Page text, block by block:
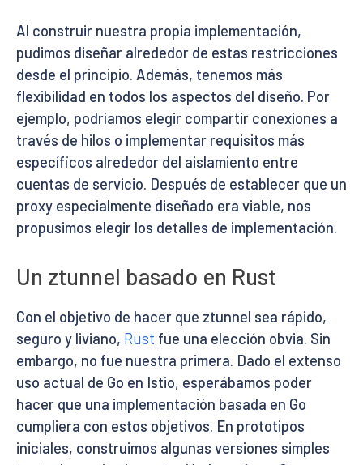
Al construir nuestra propia implementación,
pudimos diseñar alrededor de estas restricciones
desde el principio. Además, tenemos más
flexibilidad en todos los aspectos del diseño. Por
ejemplo, podríamos elegir compartir conexiones a
través de hilos o implementar requisitos más
específicos alrededor del aislamiento entre
cuentas de servicio. Después de establecer que un
proxy especialmente diseñado era viable, nos
propusimos elegir los detalles de implementación.
Un ztunnel basado en Rust
Con el objetivo de hacer que ztunnel sea rápido,
seguro y liviano, Rust fue una elección obvia. Sin
embargo, no fue nuestra primera. Dado el extenso
uso actual de Go en Istio, esperábamos poder
hacer que una implementación basada en Go
cumpliera con estos objetivos. En prototipos
iniciales, construimos algunas versiones simples